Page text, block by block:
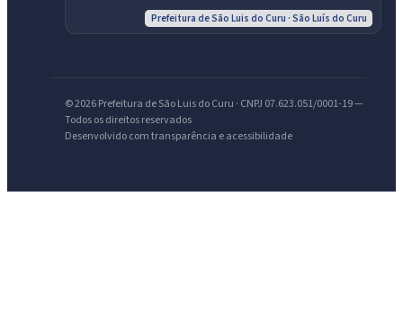
Prefeitura de São Luis do Curu · São Luís do Curu
© 2026 Prefeitura de São Luis do Curu · CNPJ 07.623.051/0001-19 —
Todos os direitos reservados
Desenvolvido com transparência e acessibilidade
Licitações abertas Carta de serviços Diário Oficial